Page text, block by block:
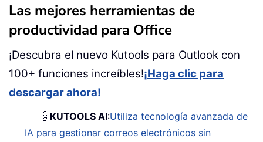
Las mejores herramientas de
productividad para Office
¡Descubra el nuevo Kutools para Outlook con
100+ funciones increíbles!¡Haga clic para
descargar ahora!
🤖 KUTOOLS AI:Utiliza tecnología avanzada de
IA para gestionar correos electrónicos sin